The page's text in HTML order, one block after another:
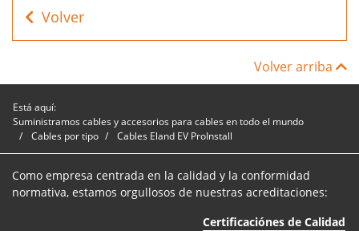
Volver
Volver arriba
Está aquí:
Suministramos cables y accesorios para cables en todo el mundo
Cables por tipo
Cables Eland EV ProInstall
Como empresa centrada en la calidad y la conformidad
normativa, estamos orgullosos de nuestras acreditaciones:
Certificaciónes de Calidad